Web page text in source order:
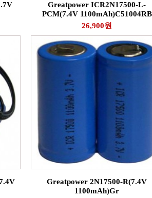
Greatpower ICR2N17500-L-
PCM(7.4V 1100mAh)C51004RB
26,900원
Greatpower 2N17500-R(7.4V
1100mAh)Gr